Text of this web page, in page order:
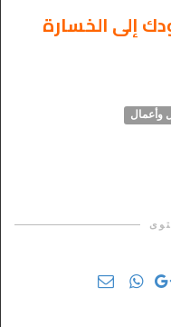
إلى الخسارة
وأعمال